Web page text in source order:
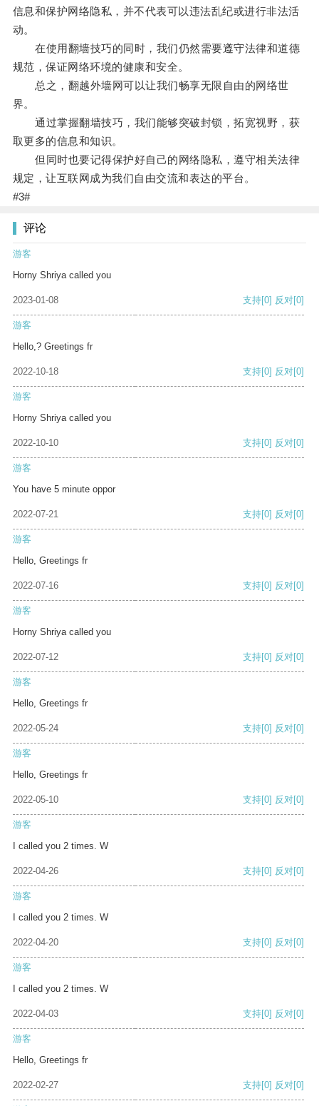
信息和保护网络隐私，并不代表可以违法乱纪或进行非法活
动。
在使用翻墙技巧的同时，我们仍然需要遵守法律和道德
规范，保证网络环境的健康和安全。
总之，翻越外墙网可以让我们畅享无限自由的网络世
界。
通过掌握翻墙技巧，我们能够突破封锁，拓宽视野，获
取更多的信息和知识。
但同时也要记得保护好自己的网络隐私，遵守相关法律
规定，让互联网成为我们自由交流和表达的平台。
#3#
评论
游客
Horny Shriya called you
2023-01-08 支持[0] 反对[0]
游客
Hello,? Greetings fr
2022-10-18 支持[0] 反对[0]
游客
Horny Shriya called you
2022-10-10 支持[0] 反对[0]
游客
You have 5 minute oppor
2022-07-21 支持[0] 反对[0]
游客
Hello, Greetings fr
2022-07-16 支持[0] 反对[0]
游客
Horny Shriya called you
2022-07-12 支持[0] 反对[0]
游客
Hello, Greetings fr
2022-05-24 支持[0] 反对[0]
游客
Hello, Greetings fr
2022-05-10 支持[0] 反对[0]
游客
I called you 2 times. W
2022-04-26 支持[0] 反对[0]
游客
I called you 2 times. W
2022-04-20 支持[0] 反对[0]
游客
I called you 2 times. W
2022-04-03 支持[0] 反对[0]
游客
Hello, Greetings fr
2022-02-27 支持[0] 反对[0]